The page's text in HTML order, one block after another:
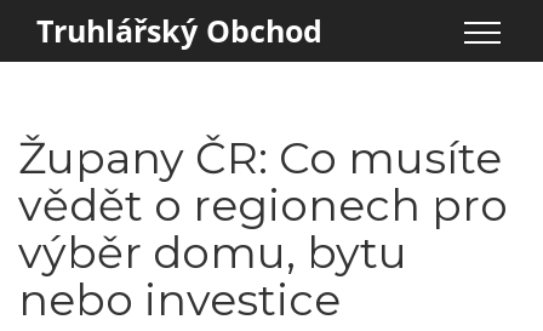
Truhlářský Obchod
Župany ČR: Co musíte
vědět o regionech pro
výběr domu, bytu
nebo investice